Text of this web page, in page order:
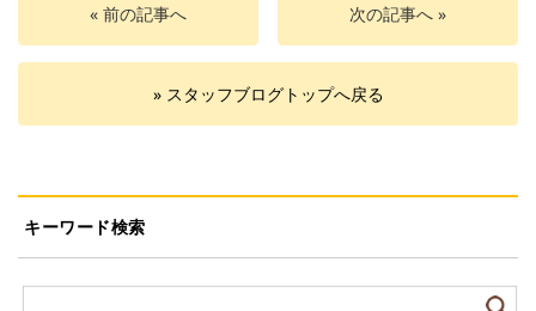
« 前の記事へ 次の記事へ »
» スタッフブログトップへ戻る
キーワード検索